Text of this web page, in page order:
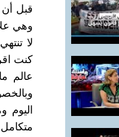
قبل
وهي
لا
كنت